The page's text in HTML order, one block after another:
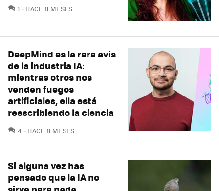
1 COMENTARIOS
HACE 8 MESES
DeepMind es la rara avis
de la industria IA:
mientras otros nos
venden fuegos
artificiales, ella está
reescribiendo la ciencia
4 COMENTARIOS
HACE 8 MESES
Si alguna vez has
pensado que la IA no